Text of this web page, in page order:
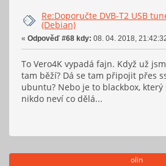
Re:Doporučte DVB-T2 USB
(Debian)
« Odpověď #68 kdy: 08. 04. 2018,
To Vero4K vypadá fajn. Když už
tam běží? Dá se tam připojit přes
ubuntu? Nebo je to blackbox,
nikdo neví co dělá...
olin